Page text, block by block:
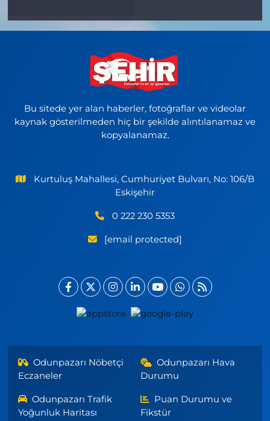
Bu sitede yer alan haberler, fotoğraflar ve videolar
kaynak gösterilmeden hiç bir şekilde alıntılanamaz ve
kopyalanamaz.
Kurtuluş Mahallesi, Cumhuriyet Bulvarı, No: 106/B
Eskişehir
0 222 230 5353
[email protected]
Odunpazarı Nöbetçi
Eczaneler
Odunpazarı Hava
Durumu
Odunpazarı Trafik
Yoğunluk Haritası
Puan Durumu ve
Fikstür